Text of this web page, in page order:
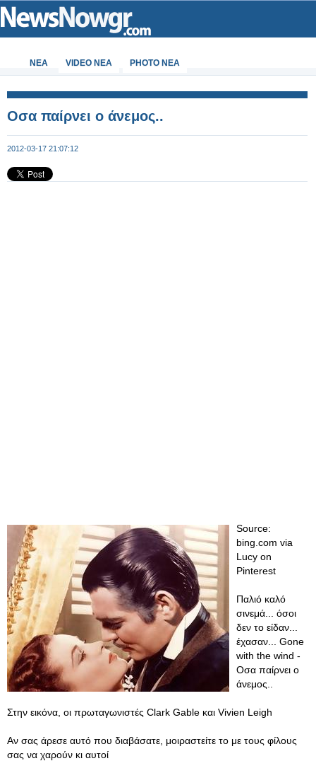
ΝΕΑ VIDEO NEA PHOTO NEA
Οσα παίρνει ο άνεμος..
2012-03-17 21:07:12
Source:
bing.com via
Lucy on
Pinterest
Παλιό καλό
σινεμά... όσοι
δεν το είδαν...
έχασαν... Gone
with the wind -
Οσα παίρνει ο
άνεμος..
Στην εικόνα, οι πρωταγωνιστές Clark Gable και Vivien Leigh
Αν σας άρεσε αυτό που διαβάσατε, μοιραστείτε το με τους φίλους
σας να χαρούν κι αυτοί